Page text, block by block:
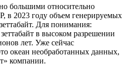
большими относительно
в 2023 году объем генерируемых
Для понимания:
в высоком разрешении
лет. Уже сейчас
океан необработанных данных,
компании.